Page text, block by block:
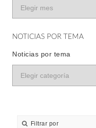
NOTICIAS POR TEMA
Noticias por tema
Filtrar por